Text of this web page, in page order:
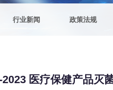
场地调查
清洁生产
行业新闻 政策法规
医疗保健产品灭